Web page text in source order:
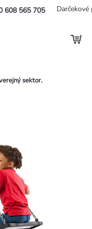
608 565 705 Darčekové
sektor.